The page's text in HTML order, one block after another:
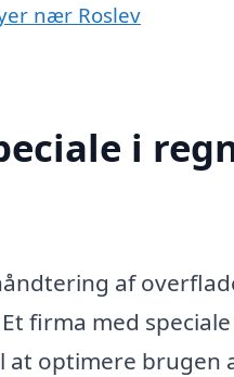
nær Roslev
i
af
firma med
optimere brugen